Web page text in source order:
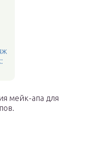
мейк-апа для